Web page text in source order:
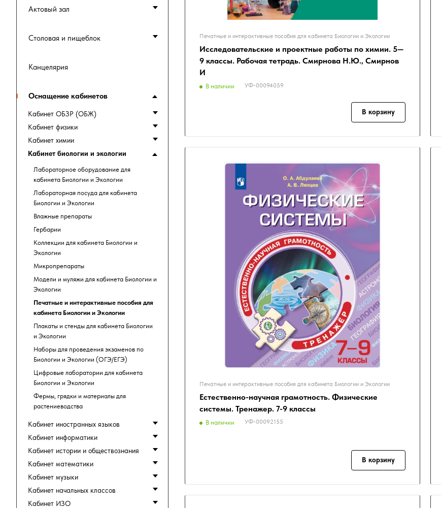
Печатные и интерактивные пособия для кабинета Биологии и Экологии
Исследовательские и проектные работы по химии. 5—
9 классы. Рабочая тетрадь. Смирнова Н.Ю., Смирнов
И
В наличии УФ-00094059
В корзину
Печатные и интерактивные пособия для кабинета Биологии и Экологии
Естественно-научная грамотность. Физические
системы. Тренажер. 7-9 классы
В наличии УФ-00092155
В корзину
Актовый зал
Столовая и пищеблок
Канцелярия
Оснащение кабинетов
Кабинет ОБЗР (ОБЖ)
Кабинет физики
Кабинет химии
Кабинет биологии и экологии
Лабораторное оборудование для
кабинета Биологии и Экологии
Лабораторная посуда для кабинета
Биологии и Экологии
Влажные препараты
Гербарии
Коллекции для кабинета Биологии и
Экологии
Микропрепараты
Модели и муляжи для кабинета Биологии и
Экологии
Печатные и интерактивные пособия для
кабинета Биологии и Экологии
Плакаты и стенды для кабинета Биологии
и Экологии
Наборы для проведения экзаменов по
Биологии и Экологии (ОГЭ/ЕГЭ)
Цифровые лаборатории для кабинета
Биологии и Экологии
Фермы, грядки и материалы для
растениеводства
Кабинет иностранных языков
Кабинет информатики
Кабинет истории и обществознания
Кабинет математики
Кабинет музыки
Кабинет начальных классов
Кабинет ИЗО